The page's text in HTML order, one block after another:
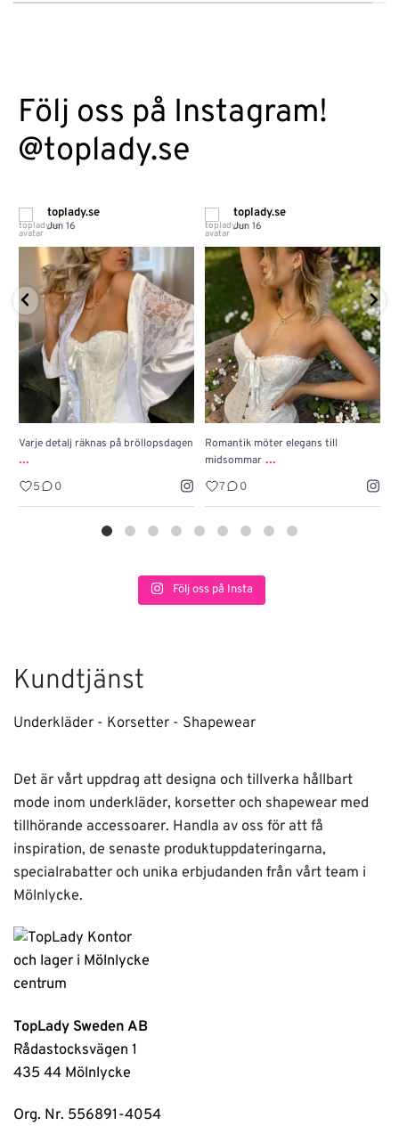
Följ oss på Instagram!
@toplady.se
toplady.se
Jun 16
Varje detalj räknas på bröllopsdagen
...
5 0
toplady.se
Jun 16
Romantik möter elegans till
midsommar ...
7 0
Följ oss på Insta
Kundtjänst
Underkläder - Korsetter - Shapewear
Det är vårt uppdrag att designa och tillverka hållbart
mode inom underkläder, korsetter och shapewear med
tillhörande accessoarer. Handla av oss för att få
inspiration, de senaste produktuppdateringarna,
specialrabatter och unika erbjudanden från vårt team i
Mölnlycke.
TopLady Sweden AB
Rådastocksvägen 1
435 44 Mölnlycke
Org. Nr. 556891-4054